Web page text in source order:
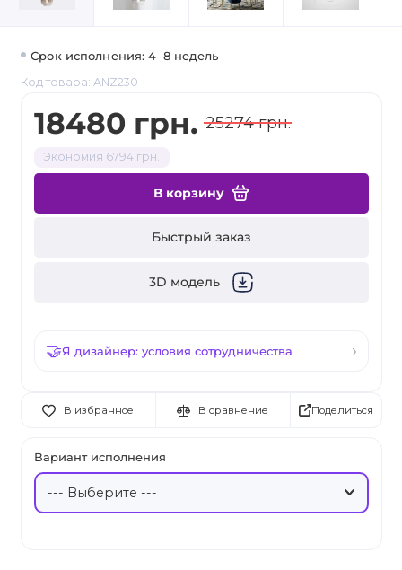
Срок исполнения: 4–8 недель
Код товара: ANZ230
18480 грн. 25274 грн.
Экономия 6794 грн.
В корзину
Быстрый заказ
3D модель
Я дизайнер: условия сотрудничества
В избранное В сравнение
Вариант исполнения
Поделиться